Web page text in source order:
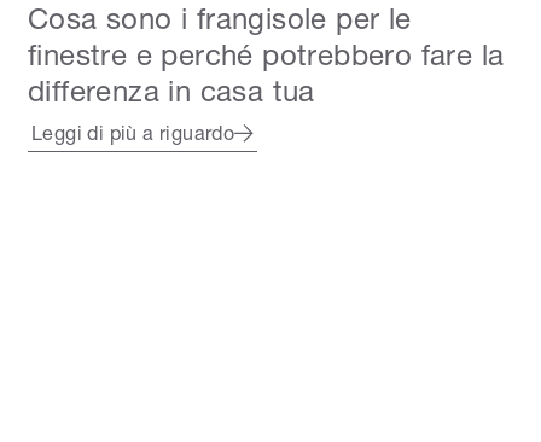
Cosa sono i frangisole per le
finestre e perché potrebbero fare la
differenza in casa tua
Leggi di più a riguardo